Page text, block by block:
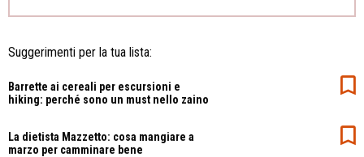
Suggerimenti per la tua lista:
Barrette ai cereali per escursioni e
hiking: perché sono un must nello zaino
La dietista Mazzetto: cosa mangiare a
marzo per camminare bene